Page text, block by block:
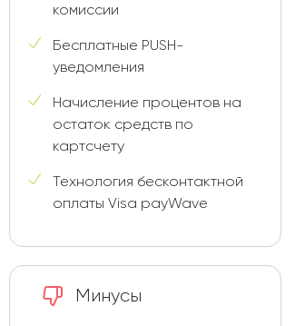
комиссии
Бесплатные PUSH-
уведомления
Начисление процентов на
остаток средств по
картсчету
Технология бесконтактной
оплаты Visa payWave
Минусы